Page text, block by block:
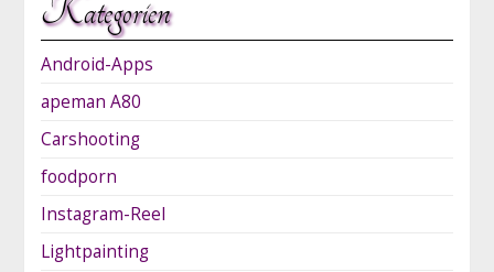
Kategorien
Android-Apps
apeman A80
Carshooting
foodporn
Instagram-Reel
Lightpainting